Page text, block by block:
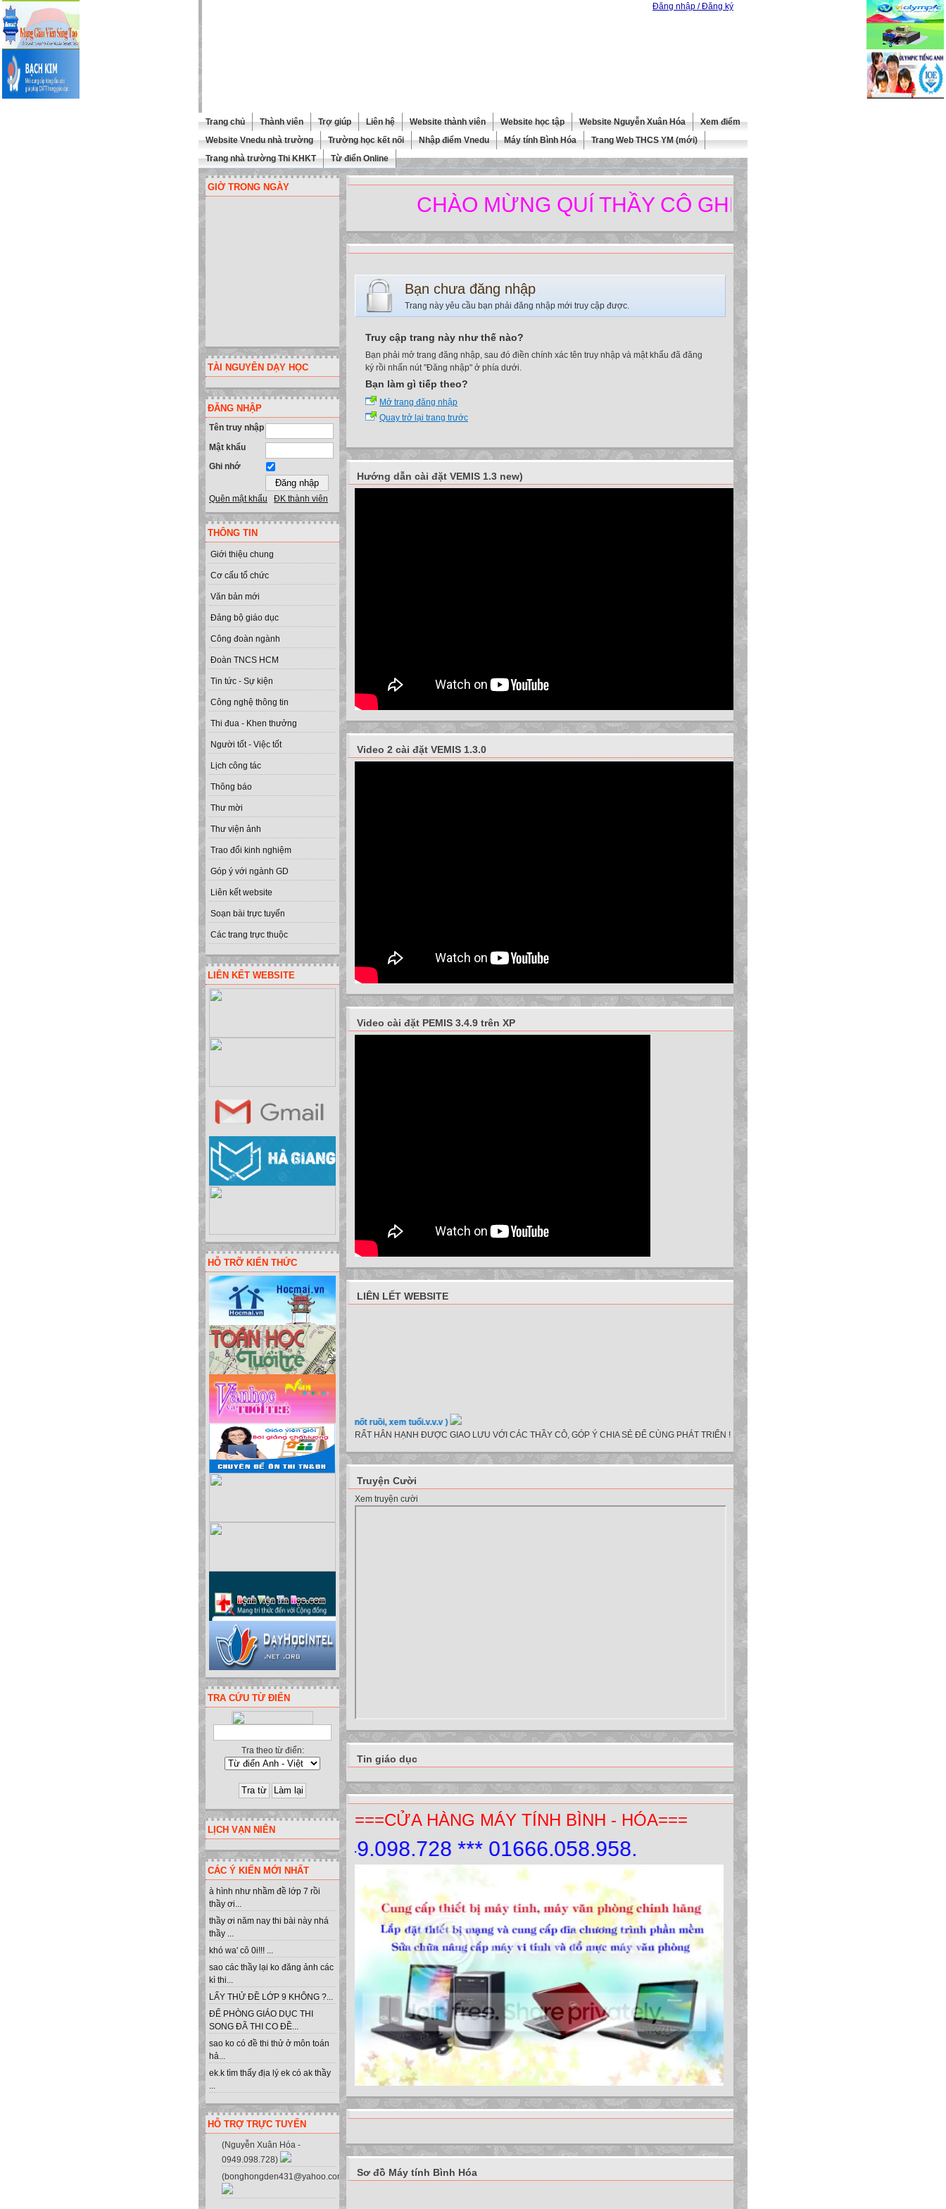
Đăng nhập / Đăng ký
Trang chủ Thành viên Trợ giúp Liên hệ Website thành viên Website học tập Website Nguyễn Xuân Hóa
Xem điểm
Website Vnedu nhà trường
Trường học kết nối Nhập điểm Vnedu Máy tính Bình Hóa
Trang Web THCS YM (mới)
Trang nhà trường Thi KHKT
Từ điển Online
GIỜ TRONG NGÀY
TÀI NGUYÊN DẠY HỌC
ĐĂNG NHẬP
Tên truy nhập
Mật khẩu
Ghi nhớ
Quên mật khẩu ĐK thành viên
THÔNG TIN
Giới thiệu chung
Cơ cấu tổ chức
Văn bản mới
Đảng bộ giáo dục
Công đoàn ngành
Đoàn TNCS HCM
Tin tức - Sự kiện
Công nghệ thông tin
Thi đua - Khen thưởng
Người tốt - Việc tốt
Lịch công tác
Thông báo
Thư mời
Thư viện ảnh
Trao đổi kinh nghiệm
Góp ý với ngành GD
Liên kết website
Soạn bài trực tuyến
Các trang trực thuộc
LIÊN KẾT WEBSITE
HỖ TRỠ KIẾN THỨC
TRA CỨU TỪ ĐIỂN
Tra theo từ điển:
LỊCH VẠN NIÊN
CÁC Ý KIẾN MỚI NHẤT
à hình như nhầm đề lớp 7 rồi
thầy ơi...
thầy ơi năm nay thi bài này nhá
thầy ...
khó wa' cô 0i!!! ...
sao các thầy lại ko đăng ảnh các
kì thi...
LẤY THỬ ĐỀ LỚP 9 KHÔNG ?...
ĐỂ PHÒNG GIÁO DỤC THI
SONG ĐÃ THI CO ĐỀ...
sao ko có đề thi thử ở môn toán
hả...
ek.k tìm thấy địa lý ek có ak thầy
...
HỖ TRỢ TRỰC TUYẾN
(Nguyễn Xuân Hóa -
0949.098.728)
(bonghongden431@yahoo.com.vn)
CHÀO MỪNG QUÍ THẦY CÔ GHÉ THĂM TRANG
Bạn chưa đăng nhập
Trang này yêu cầu bạn phải đăng nhập mới truy cập được.
Truy cập trang này như thế nào?
Bạn phải mở trang đăng nhập, sau đó điền chính xác tên truy nhập và mật khẩu đã đăng
ký rồi nhấn nút "Đăng nhập" ở phía dưới.
Bạn làm gì tiếp theo?
Mở trang đăng nhập
Quay trở lại trang trước
Hướng dẫn cài đặt VEMIS 1.3 new)
Video 2 cài đặt VEMIS 1.3.0
Video cài đặt PEMIS 3.4.9 trên XP
LIÊN LẾT WEBSITE
lấy code liên kết các đơn vị! Hoặc bói vui: sim đẹp, đặt tên cho bé, màu sắc xe, nốt ruồi, xem tuổi.v.v.v )
RẤT HÂN HẠNH ĐƯỢC GIAO LƯU VỚI CÁC THẦY CÔ, GÓP Ý CHIA SẺ ĐỂ CÙNG PHÁT TRIỂN !
Truyện Cười
Xem truyện cười
Tin giáo dục
===CỬA HÀNG MÁY TÍNH BÌNH - HÓA===
- Yên Minh - Hà Giang. ĐT:0949.098.728 *** 01666.058.958.
Sơ đồ Máy tính Bình Hóa